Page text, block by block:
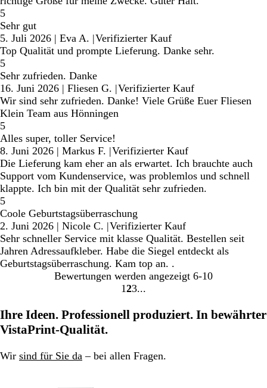
5
Sehr gut
5. Juli 2026 | Eva A. |Verifizierter Kauf
Top Qualität und prompte Lieferung. Danke sehr.
5
Sehr zufrieden. Danke
16. Juni 2026 | Fliesen G. |Verifizierter Kauf
Wir sind sehr zufrieden. Danke! Viele Grüße Euer Fliesen
Klein Team aus Hönningen
5
Alles super, toller Service!
8. Juni 2026 | Markus F. |Verifizierter Kauf
Die Lieferung kam eher an als erwartet. Ich brauchte auch
Support vom Kundenservice, was problemlos und schnell
klappte. Ich bin mit der Qualität sehr zufrieden.
5
Coole Geburtstagsüberraschung
2. Juni 2026 | Nicole C. |Verifizierter Kauf
Sehr schneller Service mit klasse Qualität. Bestellen seit
Jahren Adressaufkleber. Habe die Siegel entdeckt als
Geburtstagsüberraschung. Kam top an. .
Bewertungen werden angezeigt 6-10
Gehe
Seite
1 Gehe
Seite
2Gehe
Seite
3
Ihre Ideen. Professionell produziert. In bewährter
VistaPrint-Qualität.
Wir sind für Sie da – bei allen Fragen.